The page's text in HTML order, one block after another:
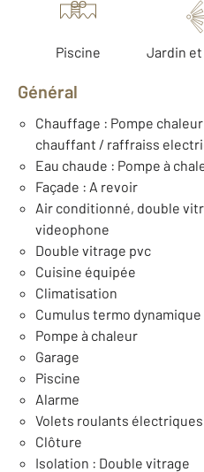
Piscine Jardin et
Général
Chauffage : Pompe
chauffant / raffraiss
Eau chaude : Pompe à
Façade : A revoir
Air conditionné, double
videophone
Double vitrage pvc
Cuisine équipée
Climatisation
Cumulus termo dynamique
Pompe à chaleur
Garage
Piscine
Alarme
Volets roulants électriques
Clôture
Isolation : Double vitrage